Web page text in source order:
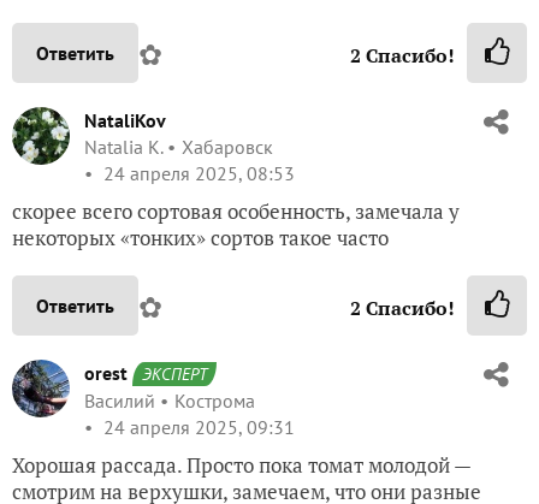
Ответить ✿ 2 Спасибо!
NataliKov
Natalia K.
Хабаровск
24 апреля 2025, 08:53
скорее всего сортовая особенность, замечала у
некоторых «тонких» сортов такое часто
Ответить ✿ 2 Спасибо!
orest ЭКСПЕРТ
Василий
Кострома
24 апреля 2025, 09:31
Хорошая рассада. Просто пока томат молодой —
смотрим на верхушки, замечаем, что они разные